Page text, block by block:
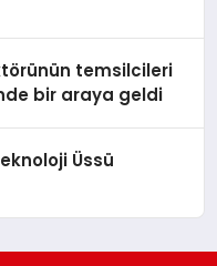
temsilcileri
bir araya geldi
Üssü